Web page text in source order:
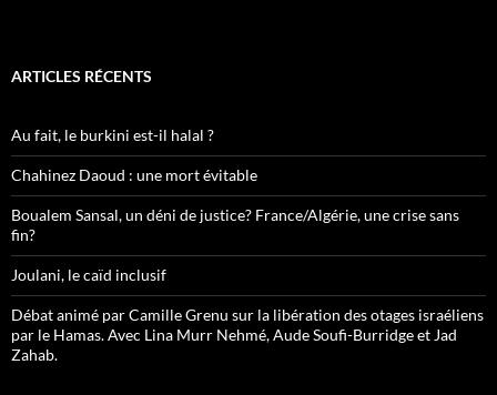
ARTICLES RÉCENTS
Au fait, le burkini est-il halal ?
Chahinez Daoud : une mort évitable
Boualem Sansal, un déni de justice? France/Algérie, une crise sans
fin?
Joulani, le caïd inclusif
Débat animé par Camille Grenu sur la libération des otages israéliens
par le Hamas. Avec Lina Murr Nehmé, Aude Soufi-Burridge et Jad
Zahab.